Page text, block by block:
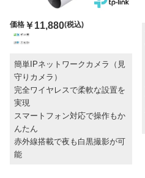
価格 ￥11,880(税込)
簡単IPネットワークカメラ（見
守りカメラ）
完全ワイヤレスで柔軟な設置を
実現
スマートフォン対応で操作もか
んたん
赤外線搭載で夜も白黒撮影が可
能